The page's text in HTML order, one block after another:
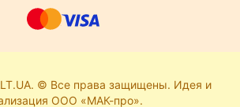
© Все права защищены. Идея и
ООО «МАК-про».